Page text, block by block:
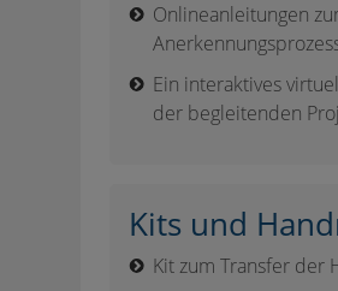
Onlineanleitungen
Ein interaktives
der begleitenden
Kits und
Kit zum Transfer der